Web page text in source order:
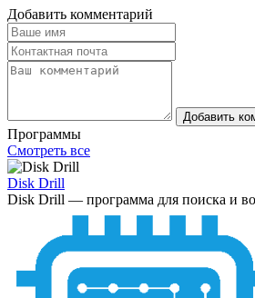
Добавить комментарий
Добавить
Программы
Смотреть все
Disk Drill
Disk Drill — программа для поиска и